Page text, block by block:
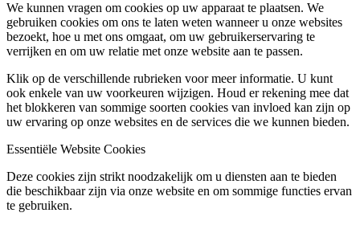
We kunnen vragen om cookies op uw apparaat te plaatsen. We
gebruiken cookies om ons te laten weten wanneer u onze websites
bezoekt, hoe u met ons omgaat, om uw gebruikerservaring te
verrijken en om uw relatie met onze website aan te passen.
Klik op de verschillende rubrieken voor meer informatie. U kunt
ook enkele van uw voorkeuren wijzigen. Houd er rekening mee dat
het blokkeren van sommige soorten cookies van invloed kan zijn op
uw ervaring op onze websites en de services die we kunnen bieden.
Essentiële Website Cookies
Deze cookies zijn strikt noodzakelijk om u diensten aan te bieden
die beschikbaar zijn via onze website en om sommige functies ervan
te gebruiken.